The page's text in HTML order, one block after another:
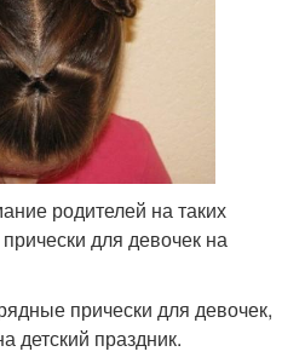
родителей на таких
для девочек на
прически для девочек,
детский праздник.